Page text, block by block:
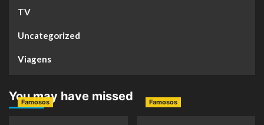
TV
Uncategorized
Viagens
You may have missed
Famosos Famosos